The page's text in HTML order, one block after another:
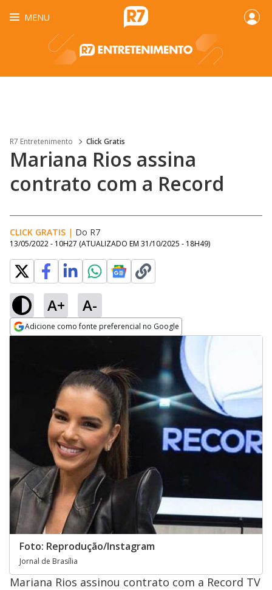
MENU
R7 Entretenimento Click Gratis
Mariana Rios assina
contrato com a Record
CLICK GRATIS | Do R7
13/05/2022 - 10H27 (ATUALIZADO EM 31/10/2025 - 18H49)
A+ A-
Adicione como fonte preferencial no Google
Foto: Reprodução/Instagram
Jornal de Brasília
Mariana Rios assinou contrato com a Record TV